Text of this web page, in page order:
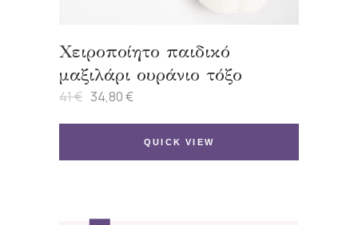
Χειροποίητο παιδικό
μαξιλάρι ουράνιο τόξο
41€ Original
was:
34,80€
Η
τιμή
QUICK VIEW